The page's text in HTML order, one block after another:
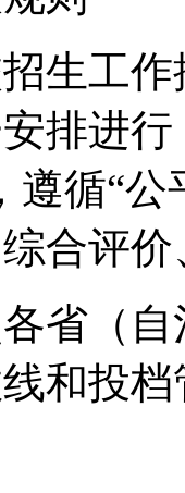
工作
排进
遵循“
合评
（自
和投